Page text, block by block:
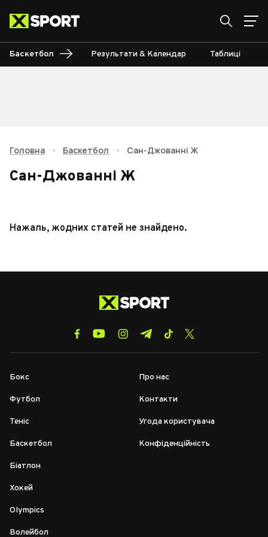
Баскетбол Результати & Календар Таблиці
Головна • Баскетбол • Сан-Джованні Ж
Сан-Джованні Ж
Нажаль, жодних статей не знайдено.
Бокс
Футбол
Теніс
Баскетбол
Біатлон
Хокей
Olympics
Волейбол
Про нас
Контакти
Угода користувача
Конфіденційність